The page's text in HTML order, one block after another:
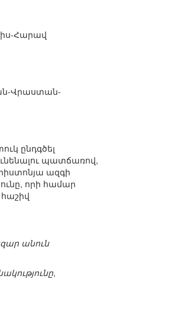
Հարավ
Վրաստան-
ընդգծել
պատճառով,
ազգի
որի համար
անուն
,